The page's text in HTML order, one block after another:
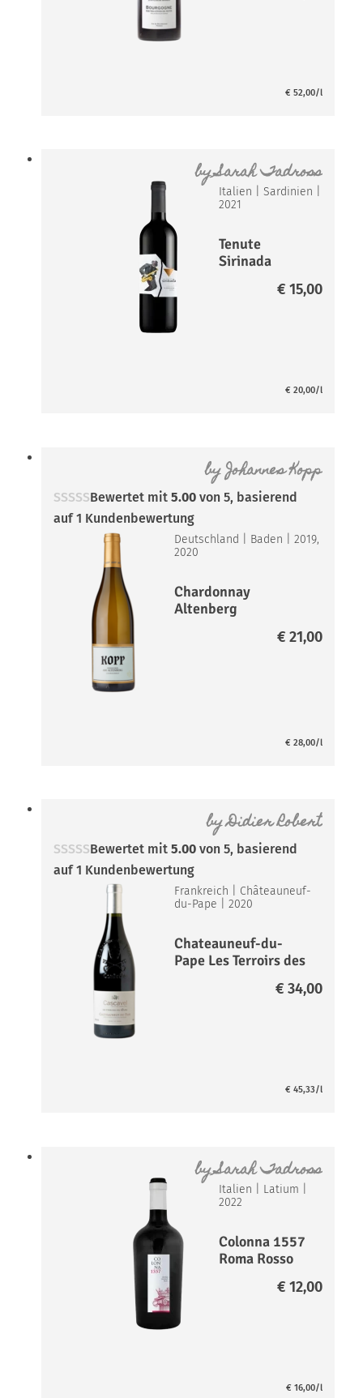
€ 52,00/l
bySarah Tadross
Italien |Sardinien
2021
Tenute
Sirinada
Sardegna€ 15,00
€ 20,00/l
byJohannes Kopp
Bewertet mit5.00 von 5, basierend
auf1 Kundenbewertung
Deutschland Baden |2019,
2020
Chardonnay
Altenberg
€ 21,00
€ 28,00/l
byDidier Robert
Bewertet mit5.00 von 5, basierend
auf1 Kundenbewertung
Frankreich
Châteauneuf-
du-Pape |2020
Chateauneuf-du-
Pape Les Terroirs des
€ 34,00
€ 45,33/l
bySarah Tadross
Italien Latium
2022
Colonna 1557
Roma Rosso
€ 12,00
€ 16,00/l